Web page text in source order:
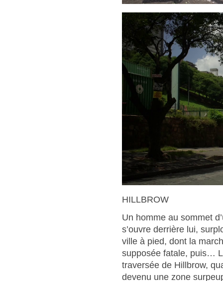
HILLBROW
Un homme au sommet
s’ouvre derrière lui,
ville à pied, dont la
supposée fatale, puis…
traversée de Hillbrow,
devenu une zone